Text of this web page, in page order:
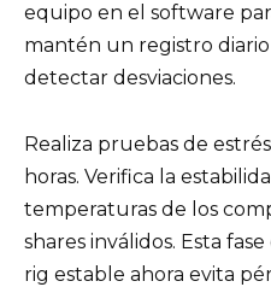
equipo en el software
mantén un registro
detectar desviaciones.
Realiza pruebas de
horas. Verifica la
temperaturas de los
shares inválidos. Esta
rig estable ahora evita